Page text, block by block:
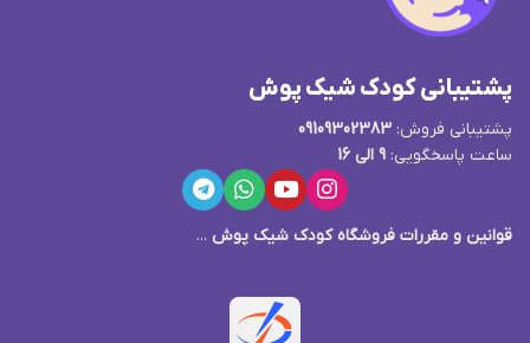
پشتیبانی کودک شیک پوش
پشتیبانی فروش: 09109302383
ساعت پاسخگویی: 9 الی 16
قوانین و مقررات فروشگاه کودک شیک پوش ...